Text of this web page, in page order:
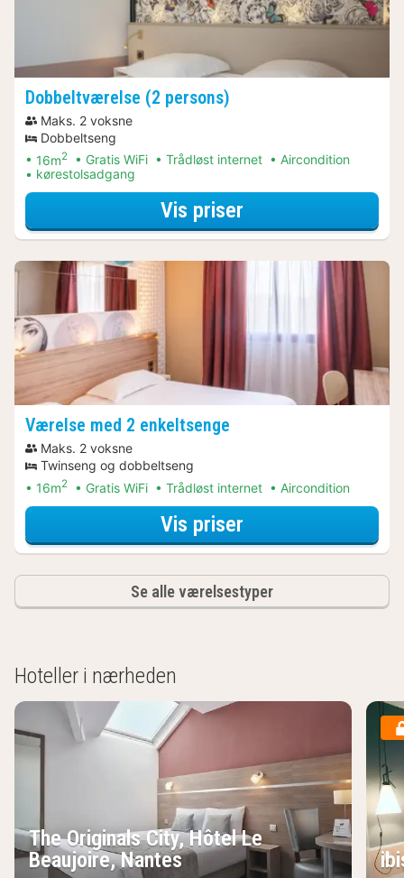
Dobbeltværelse (2 persons)
Maks. 2 voksne
Dobbeltseng
16m2 Gratis WiFi Trådløst internet
Aircondition
kørestolsadgang
Vis priser
Værelse med 2 enkeltsenge
Maks. 2 voksne
Twinseng og dobbeltseng
16m2 Gratis WiFi Trådløst internet Aircondition
Vis priser
Se alle værelsestyper
Hoteller i nærheden
The Originals City, Hôtel Le
Beaujoire, Nantes